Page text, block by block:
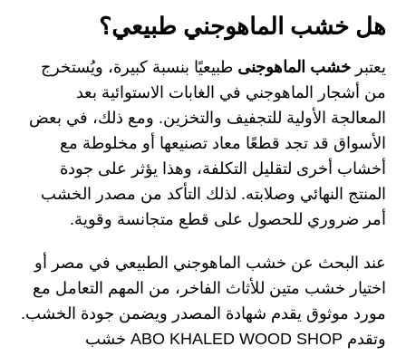
هل خشب الماهوجني طبيعي؟
يعتبرخشب الماهوجنى طبيعيًا بنسبة كبيرة، ويُستخرج
من أشجار الماهوجني في الغابات الاستوائية بعد
المعالجة الأولية للتجفيف والتخزين. ومع ذلك، في بعض
الأسواق قد تجد قطعًا معاد تصنيعها أو مخلوطة مع
أخشاب أخرى لتقليل التكلفة، وهذا يؤثر على جودة
المنتج النهائي وصلابته. لذلك التأكد من مصدر الخشب
أمر ضروري للحصول على قطع متجانسة وقوية.
عند البحث عن خشب الماهوجني الطبيعي في مصر أو
اختيار خشب متين للأثاث الفاخر، من المهم التعامل مع
مورد موثوق يقدم شهادة المصدر ويضمن جودة الخشب.
وتقدم ABO KHALED WOOD SHOP خشب